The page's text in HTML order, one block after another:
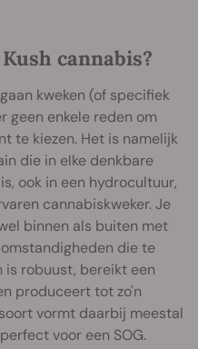
cannabis?
kweken (of specifiek
geen enkele reden om
te kiezen. Het is namelijk
die in elke denkbare
ook in een hydrocultuur,
cannabiskweker. Je
binnen als buiten met
die te
is robuust, bereikt een
produceert tot zo'n
vormt daarbij meestal
voor een SOG.